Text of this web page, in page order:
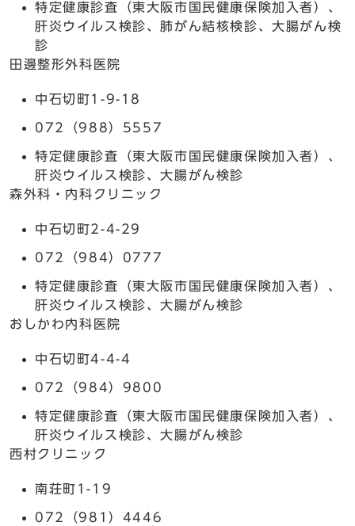
特定健康診査（東大阪市国民健康保険加入者）、
肝炎ウイルス検診、肺がん結核検診、大腸がん検
診
田邊整形外科医院
中石切町1-9-18
072（988）5557
特定健康診査（東大阪市国民健康保険加入者）、
肝炎ウイルス検診、大腸がん検診
森外科・内科クリニック
中石切町2-4-29
072（984）0777
特定健康診査（東大阪市国民健康保険加入者）、
肝炎ウイルス検診、大腸がん検診
おしかわ内科医院
中石切町4-4-4
072（984）9800
特定健康診査（東大阪市国民健康保険加入者）、
肝炎ウイルス検診、大腸がん検診
西村クリニック
南荘町1-19
072（981）4446